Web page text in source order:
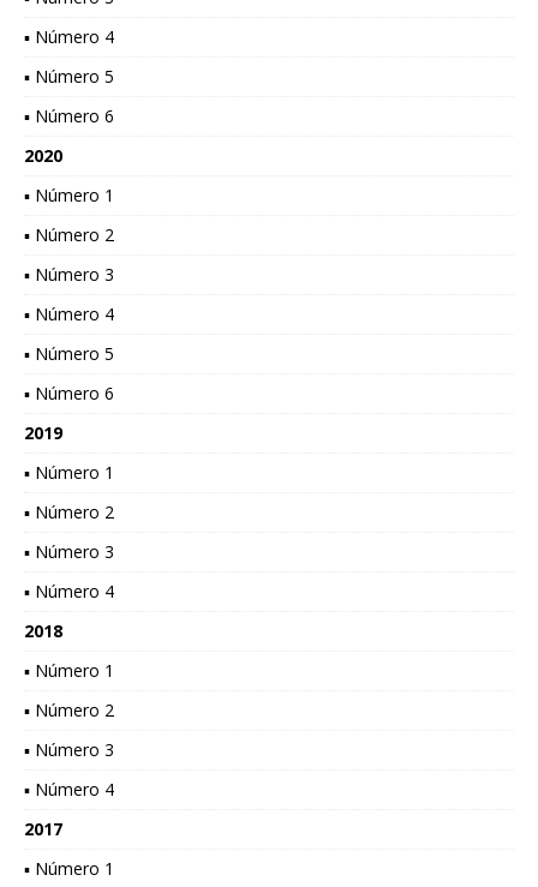
▪ Número 4
▪ Número 5
▪ Número 6
2020
▪ Número 1
▪ Número 2
▪ Número 3
▪ Número 4
▪ Número 5
▪ Número 6
2019
▪ Número 1
▪ Número 2
▪ Número 3
▪ Número 4
2018
▪ Número 1
▪ Número 2
▪ Número 3
▪ Número 4
2017
▪ Número 1